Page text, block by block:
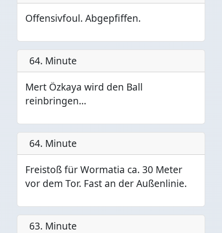
Offensivfoul. Abgepfiffen.
64. Minute
Mert Özkaya wird den Ball
reinbringen…
64. Minute
Freistoß für Wormatia ca. 30 Meter
vor dem Tor. Fast an der Außenlinie.
63. Minute